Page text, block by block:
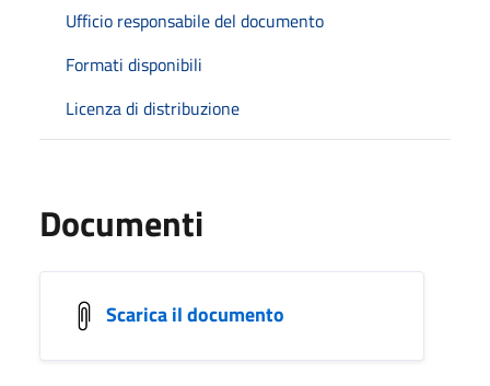
Ufficio responsabile del documento
Formati disponibili
Licenza di distribuzione
Documenti
Scarica il documento